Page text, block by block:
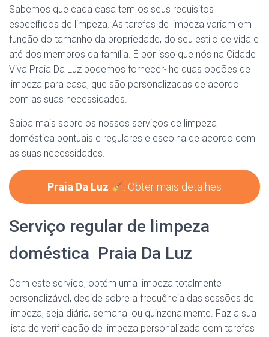
Sabemos que cada casa tem os seus requisitos
específicos de limpeza. As tarefas de limpeza variam em
função do tamanho da propriedade, do seu estilo de vida e
até dos membros da família. É por isso que nós na Cidade
Viva Praia Da Luz podemos fornecer-lhe duas opções de
limpeza para casa, que são personalizadas de acordo
com as suas necessidades.
Saiba mais sobre os nossos serviços de limpeza
doméstica pontuais e regulares e escolha de acordo com
as suas necessidades.
Praia Da Luz : Obter mais detalhes
Serviço regular de limpeza
doméstica Praia Da Luz
Com este serviço, obtém uma limpeza totalmente
personalizável, decide sobre a frequência das sessões de
limpeza, seja diária, semanal ou quinzenalmente. Faz a sua
lista de verificação de limpeza personalizada com tarefas